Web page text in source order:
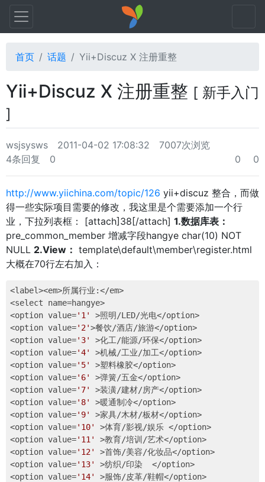
首页 话题 Yii+Discuz X 注册重整
Yii+Discuz X 注册重整 [ 新手入门
]
wsjsysws 2011-04-02 17:08:32
7007次浏览
4条回复
0 0 0
http://www.yiichina.com/topic/126 yii+discuz 整合，而做
得一些实际项目需要的修改，我这里是个需要添加一个行
业，下拉列表框： [attach]38[/attach] 1.数据库表：
pre_common_member 增减字段hangye char(10) NOT
NULL 2.View： template\default\member\register.html
大概在70行左右加入：
<label><em>所属行业:</em>
<select name=hangye>
<option value='1'
>照明/LED/光电</option>
<option value='2'>餐饮/酒店/旅游</option>
<option value='3'
>化工/能源/环保</option>
<option value='4'
>机械/工业/加工</option>
<option value='5'
>塑料橡胶</option>
<option value='6'
>弹簧/五金</option>
<option value='7'
>装潢/建材/房产</option>
<option value='8'
>暖通制冷</option>
<option value='9'
>家具/木材/板材</option>
<option value='10'
>体育/影视/娱乐 </option>
<option value='11'
>教育/培训/艺术</option>
<option value='12'
>首饰/美容/化妆品</option>
<option value='13'
>纺织/印染  </option>
<option value='14'
>服饰/皮革/鞋帽</option>